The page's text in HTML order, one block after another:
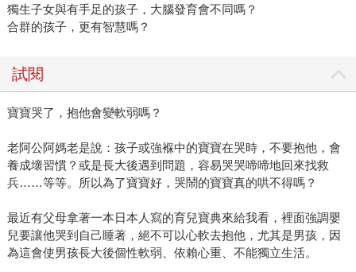
獨生子女與有手足的孩子，大腦發育會不同嗎？
合群的孩子，更有智慧嗎？
試閱
寶寶哭了，抱他會變軟弱嗎？
老阿公阿媽老是說：孩子或強褓中的寶寶在哭時，不要抱他，會
養成壞習慣？或是長大後遇到問題，容易哭哭啼啼地回來找救
兵……等等。所以為了寶寶好，哭鬧的寶寶真的哄不得嗎？
最近有父母拿著一本日本人寫的育兒寶典來給我看，裡面強調嬰
兒要讓他哭到自己睡著，絕不可以心軟去抱他，尤其是男孩，因
為這會使男孩長大後個性軟弱、依賴心重、不能獨立生活。